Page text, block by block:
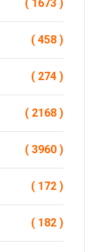
( 1673 )
( 458 )
( 274 )
( 2168 )
( 3960 )
( 172 )
( 182 )